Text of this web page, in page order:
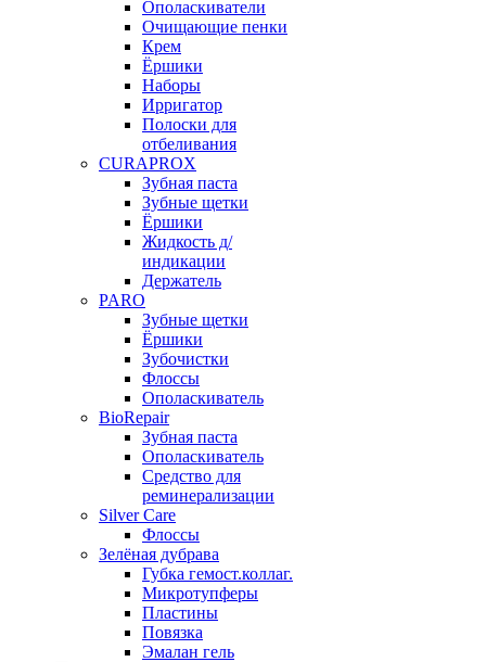
Ополаскиватели
Очищающие пенки
Крем
Ёршики
Наборы
Ирригатор
Полоски для
отбеливания
CURAPROX
Зубная паста
Зубные щетки
Ёршики
Жидкость д/
индикации
Держатель
PARO
Зубные щетки
Ёршики
Зубочистки
Флоссы
Ополаскиватель
BioRepair
Зубная паста
Ополаскиватель
Средство для
реминерализации
Silver Care
Флоссы
Зелёная дубрава
Губка гемост.коллаг.
Микротупферы
Пластины
Повязка
Эмалан гель